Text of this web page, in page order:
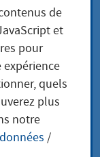
Umwelt
de
et
pour
quels
plus
notre
/